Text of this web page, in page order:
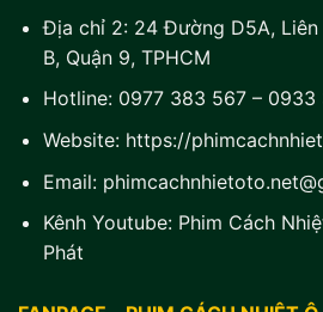
Địa chỉ 2: 24 Đường D5A,
B, Quận 9, TPHCM
Hotline: 0977 383 567– 0933
Website: https://
Email:
Kênh Youtube: Phim Cách
Phát